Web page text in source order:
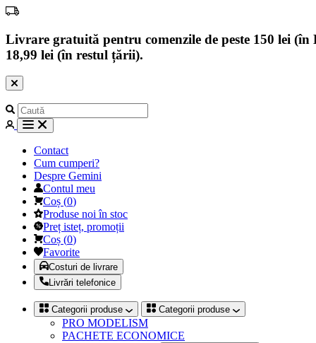
Livrare gratuită pentru comenzile de peste 150 lei
18,99 lei (în restul țării).
Contact
Cum cumperi?
Despre Gemini
Contul meu
Coș (0)
Produse noi în stoc
Preț isteț, promoții
Coș (0)
Favorite
Costuri de livrare
Livrări telefonice
Categorii produse Categorii produse
PRO MODELISM
PACHETE ECONOMICE